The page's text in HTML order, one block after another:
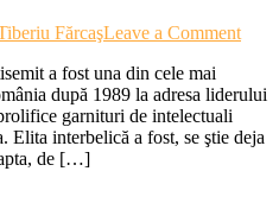
FărcaşLeave a Commenton
a
a fost una din cele mai
după 1989 la adresa liderului
garnituri de intelectuali
Elita interbelică a fost, se ştie deja
de […]